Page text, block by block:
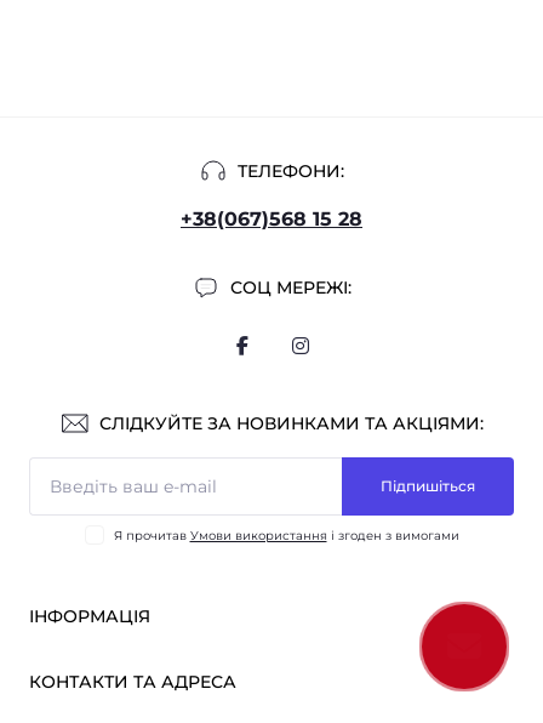
ТЕЛЕФОНИ:
+38(067)568 15 28
СОЦ МЕРЕЖІ:
СЛІДКУЙТЕ ЗА НОВИНКАМИ ТА АКЦІЯМИ:
Підпишіться
Я прочитав Умови використання і згоден з вимогами
ІНФОРМАЦІЯ
ОПТ
КОНТАКТИ ТА АДРЕСА